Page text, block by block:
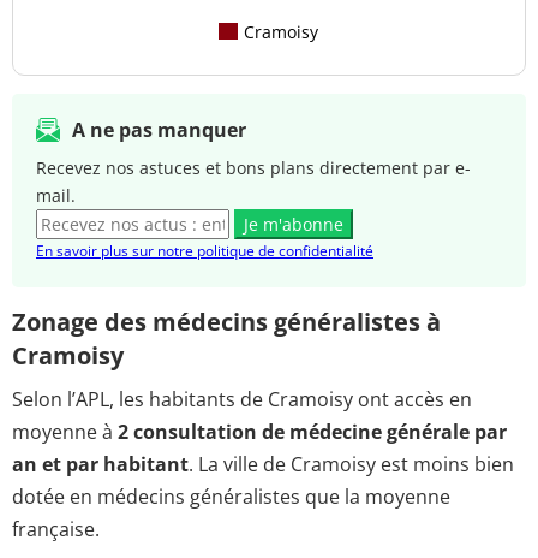
Cramoisy
A ne pas manquer
Recevez nos astuces et bons plans directement par e-
mail.
Je m'abonne
En savoir plus sur notre politique de confidentialité
Zonage des médecins généralistes à
Cramoisy
Selon l’APL, les habitants de Cramoisy ont accès en
moyenne à 2 consultation de médecine générale par
an et par habitant. La ville de Cramoisy est moins bien
dotée en médecins généralistes que la moyenne
française.